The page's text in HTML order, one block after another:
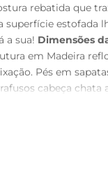
rebatida que
superfície
a sua! Dimensões
em Madeira
Pés em
cabeça